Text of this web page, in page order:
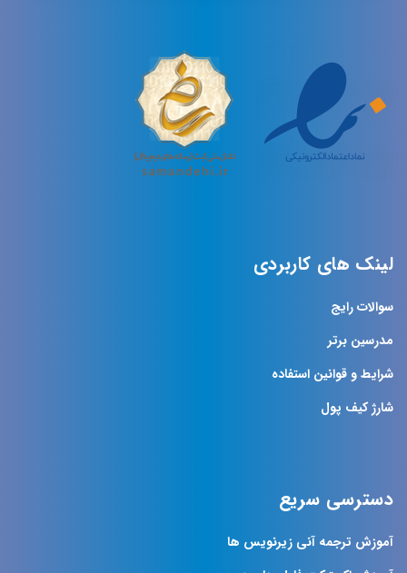
لینک های کاربردی
سوالات رایج
مدرسین برتر
شرایط و قوانین استفاده
شارژ کیف پول
دسترسی سریع
آموزش ترجمه آنی زیرنویس ها